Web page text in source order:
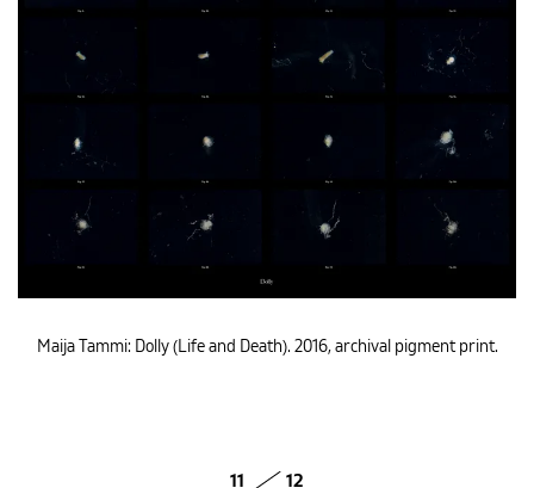
Maija Tammi: Dolly (Life and Death). 2016, archival pigment print.
11 12